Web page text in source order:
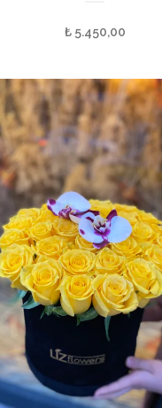
₺5.450,00